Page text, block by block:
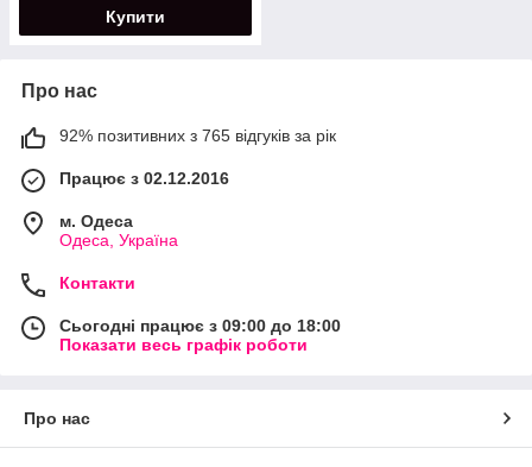
Купити
Про нас
92% позитивних з 765 відгуків за рік
Працює з 02.12.2016
м. Одеса
Одеса, Україна
Контакти
Сьогодні працює з 09:00 до 18:00
Показати весь графік роботи
Про нас